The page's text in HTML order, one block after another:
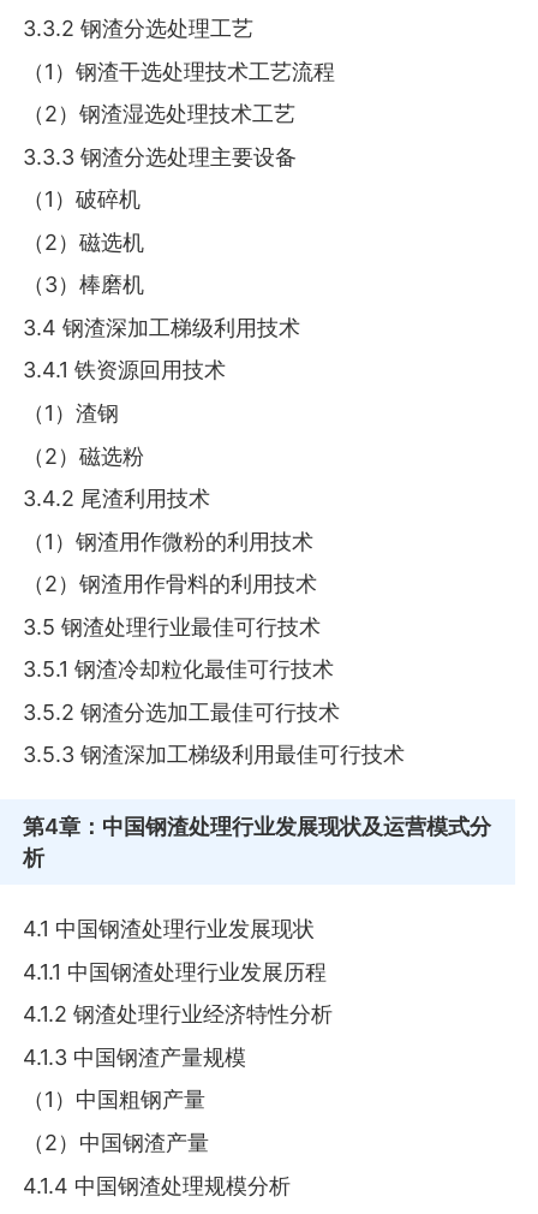
3.3.2 钢渣分选处理工艺
（1）钢渣干选处理技术工艺流程
（2）钢渣湿选处理技术工艺
3.3.3 钢渣分选处理主要设备
（1）破碎机
（2）磁选机
（3）棒磨机
3.4 钢渣深加工梯级利用技术
3.4.1 铁资源回用技术
（1）渣钢
（2）磁选粉
3.4.2 尾渣利用技术
（1）钢渣用作微粉的利用技术
（2）钢渣用作骨料的利用技术
3.5 钢渣处理行业最佳可行技术
3.5.1 钢渣冷却粒化最佳可行技术
3.5.2 钢渣分选加工最佳可行技术
3.5.3 钢渣深加工梯级利用最佳可行技术
第4章 ：中国钢渣处理行业发展现状及运营模式分
析
4.1 中国钢渣处理行业发展现状
4.1.1 中国钢渣处理行业发展历程
4.1.2 钢渣处理行业经济特性分析
4.1.3 中国钢渣产量规模
（1）中国粗钢产量
（2）中国钢渣产量
4.1.4 中国钢渣处理规模分析